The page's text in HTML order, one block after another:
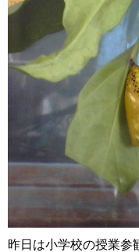
昨日は小学校の授業参